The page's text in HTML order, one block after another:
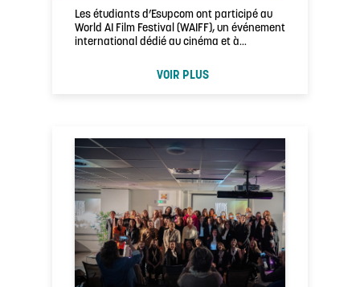
Les étudiants d’Esupcom ont participé au
World AI Film Festival (WAIFF), un événement
international dédié au cinéma et à
VOIR PLUS